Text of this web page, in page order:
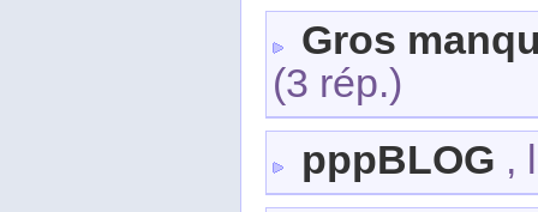
Gros
(3 rép.)
pppBLOG ,